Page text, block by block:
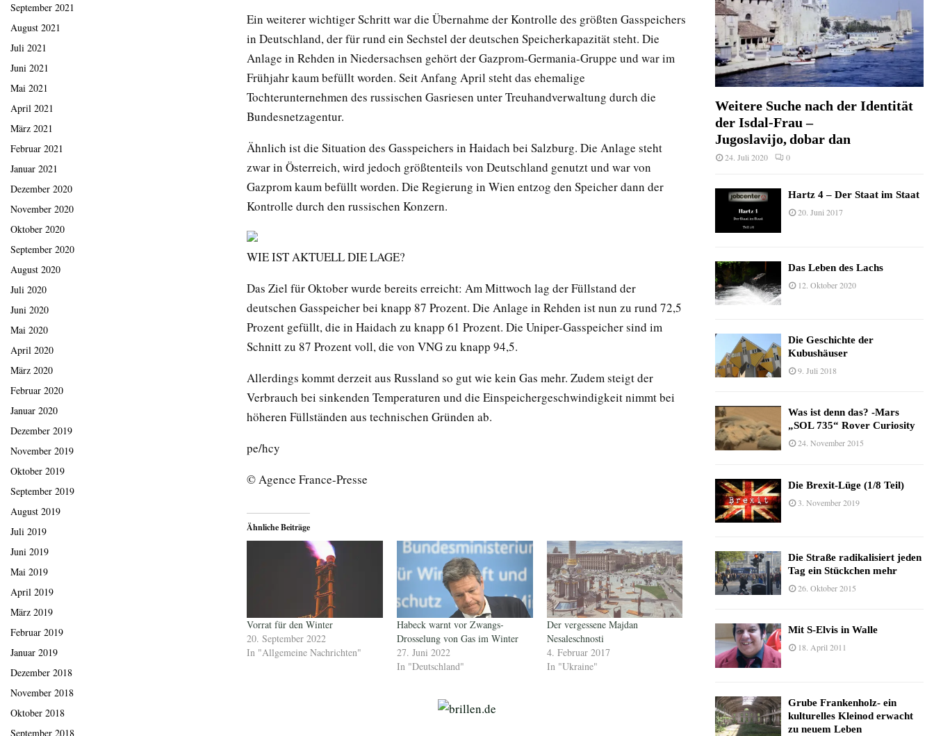
Ein weiterer wichtiger Schritt war die Übernahme der Kontrolle des größten Gasspeichers
in Deutschland, der für rund ein Sechstel der deutschen Speicherkapazität steht. Die
Anlage in Rehden in Niedersachsen gehört der Gazprom-Germania-Gruppe und war im
Frühjahr kaum befüllt worden. Seit Anfang April steht das ehemalige
Tochterunternehmen des russischen Gasriesen unter Treuhandverwaltung durch die
Bundesnetzagentur.
Ähnlich ist die Situation des Gasspeichers in Haidach bei Salzburg. Die Anlage steht
zwar in Österreich, wird jedoch größtenteils von Deutschland genutzt und war von
Gazprom kaum befüllt worden. Die Regierung in Wien entzog den Speicher dann der
Kontrolle durch den russischen Konzern.
WIE IST AKTUELL DIE LAGE?
Das Ziel für Oktober wurde bereits erreicht: Am Mittwoch lag der Füllstand der
deutschen Gasspeicher bei knapp 87 Prozent. Die Anlage in Rehden ist nun zu rund 72,5
Prozent gefüllt, die in Haidach zu knapp 61 Prozent. Die Uniper-Gasspeicher sind im
Schnitt zu 87 Prozent voll, die von VNG zu knapp 94,5.
Allerdings kommt derzeit aus Russland so gut wie kein Gas mehr. Zudem steigt der
Verbrauch bei sinkenden Temperaturen und die Einspeichergeschwindigkeit nimmt bei
höheren Füllständen aus technischen Gründen ab.
pe/hcy
© Agence France-Presse
Ähnliche Beiträge
Vorrat für den Winter
20. September 2022
In "Allgemeine Nachrichten"
Habeck warnt vor Zwangs-
Drosselung von Gas im Winter
27. Juni 2022
In "Deutschland"
Der vergessene Majdan
Nesaleschnosti
4. Februar 2017
In "Ukraine"
September 2021
August 2021
Juli 2021
Juni 2021
Mai 2021
April 2021
März 2021
Februar 2021
Januar 2021
Dezember 2020
November 2020
Oktober 2020
September 2020
August 2020
Juli 2020
Juni 2020
Mai 2020
April 2020
März 2020
Februar 2020
Januar 2020
Dezember 2019
November 2019
Oktober 2019
September 2019
August 2019
Juli 2019
Juni 2019
Mai 2019
April 2019
März 2019
Februar 2019
Januar 2019
Dezember 2018
November 2018
Oktober 2018
September 2018
Weitere Suche nach der Identität
der Isdal-Frau –
Jugoslavijo, dobar dan
24. Juli 2020 0
Hartz 4 – Der Staat im Staat
20. Juni 2017
Das Leben des Lachs
12. Oktober 2020
Die Geschichte der
Kubushäuser
9. Juli 2018
Was ist denn das? -Mars
„SOL 735“ Rover Curiosity
24. November 2015
Die Brexit-Lüge (1/8 Teil)
3. November 2019
Die Straße radikalisiert jeden
Tag ein Stückchen mehr
26. Oktober 2015
Mit S-Elvis in Walle
18. April 2011
Grube Frankenholz- ein
kulturelles Kleinod erwacht
zu neuem Leben